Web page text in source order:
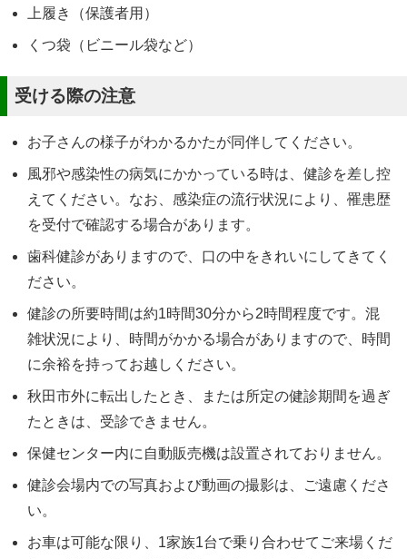
上履き（保護者用）
くつ袋（ビニール袋など）
受ける際の注意
お子さんの様子がわかるかたが同伴してください。
風邪や感染性の病気にかかっている時は、健診を差し控
えてください。なお、感染症の流行状況により、罹患歴
を受付で確認する場合があります。
歯科健診がありますので、口の中をきれいにしてきてく
ださい。
健診の所要時間は約1時間30分から2時間程度です。混
雑状況により、時間がかかる場合がありますので、時間
に余裕を持ってお越しください。
秋田市外に転出したとき、または所定の健診期間を過ぎ
たときは、受診できません。
保健センター内に自動販売機は設置されておりません。
健診会場内での写真および動画の撮影は、ご遠慮くださ
い。
お車は可能な限り、1家族1台で乗り合わせてご来場くだ